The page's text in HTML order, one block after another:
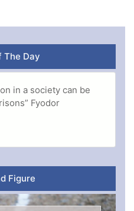
The Day
in a society can be
Fyodor
Figure